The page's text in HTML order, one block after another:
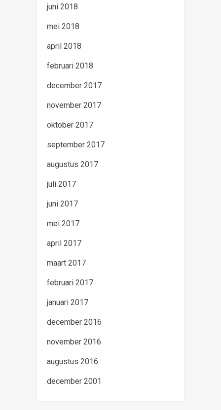
juni 2018
mei 2018
april 2018
februari 2018
december 2017
november 2017
oktober 2017
september 2017
augustus 2017
juli 2017
juni 2017
mei 2017
april 2017
maart 2017
februari 2017
januari 2017
december 2016
november 2016
augustus 2016
december 2001